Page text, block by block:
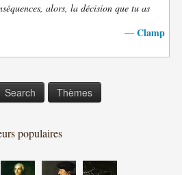
alors, la décision que tu as
— Clamp
Search Thèmes
populaires